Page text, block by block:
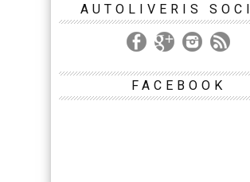
AUTOLIVERIS
FACEBOOK